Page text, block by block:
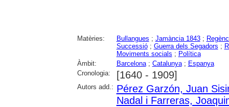
Matèries: Bullangues ; Jamància 1843;
Successió; Guerra dels Segadors ;
Moviments socials ; Política
Àmbit:
Barcelona; Catalunya; Espanya
Cronologia:
[1640 - 1909]
Autors add.: Pérez Garzón, Juan
Nadal i Farreras,